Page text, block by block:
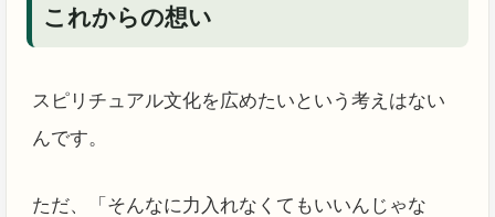
これからの想い
スピリチュアル文化を広めたいという考えはない
んです。
ただ、「そんなに力入れなくてもいいんじゃな